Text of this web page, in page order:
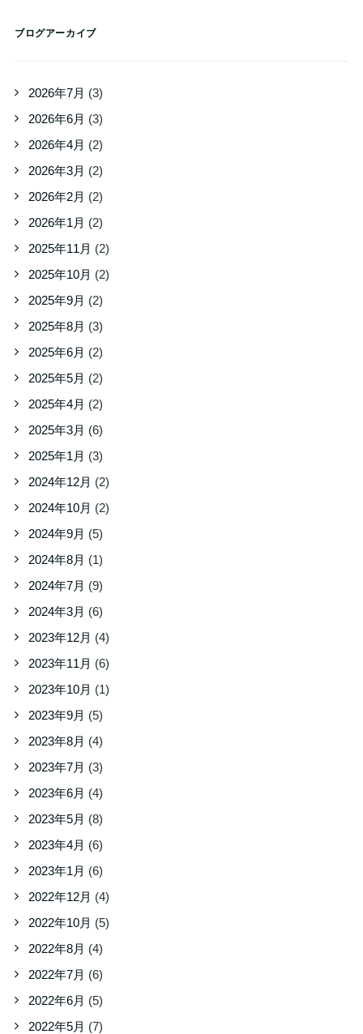
ブログアーカイブ
2026年7月 (3)
2026年6月 (3)
2026年4月 (2)
2026年3月 (2)
2026年2月 (2)
2026年1月 (2)
2025年11月 (2)
2025年10月 (2)
2025年9月 (2)
2025年8月 (3)
2025年6月 (2)
2025年5月 (2)
2025年4月 (2)
2025年3月 (6)
2025年1月 (3)
2024年12月 (2)
2024年10月 (2)
2024年9月 (5)
2024年8月 (1)
2024年7月 (9)
2024年3月 (6)
2023年12月 (4)
2023年11月 (6)
2023年10月 (1)
2023年9月 (5)
2023年8月 (4)
2023年7月 (3)
2023年6月 (4)
2023年5月 (8)
2023年4月 (6)
2023年1月 (6)
2022年12月 (4)
2022年10月 (5)
2022年8月 (4)
2022年7月 (6)
2022年6月 (5)
2022年5月 (7)